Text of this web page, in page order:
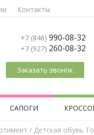
Контакты
+7 (846) 990-08-32
+7 (927) 260-08-32
Заказать звонок
САПОГИ
/ Детская обувь